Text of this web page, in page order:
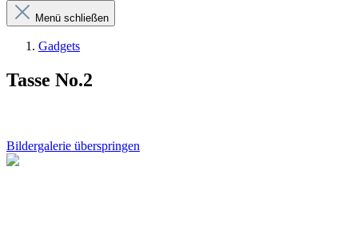
Menü schließen
Gadgets
Tasse No.2
Bildergalerie überspringen